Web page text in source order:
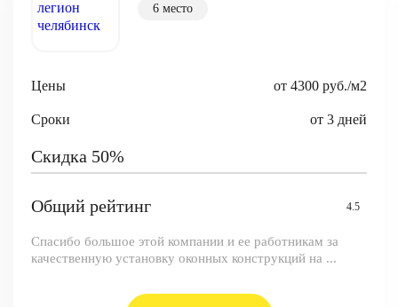
6 место
Цены от 4300 руб./м2
Сроки от 3 дней
Скидка 50%
Общий рейтинг 4.5
Спасибо большое этой компании и ее работникам за
качественную установку оконных конструкций на ...